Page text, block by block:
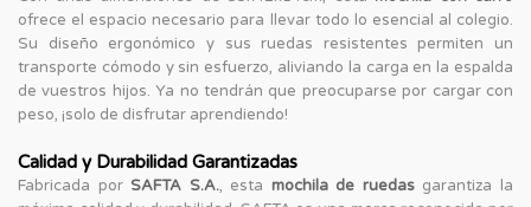
ofrece el espacio necesario para llevar todo lo esencial al colegio.
Su diseño ergonómico y sus ruedas resistentes permiten un
transporte cómodo y sin esfuerzo, aliviando la carga en la espalda
de vuestros hijos. Ya no tendrán que preocuparse por cargar con
peso, ¡solo de disfrutar aprendiendo!
Calidad y Durabilidad Garantizadas
Fabricada por SAFTA S.A., esta mochila de ruedasgarantiza la